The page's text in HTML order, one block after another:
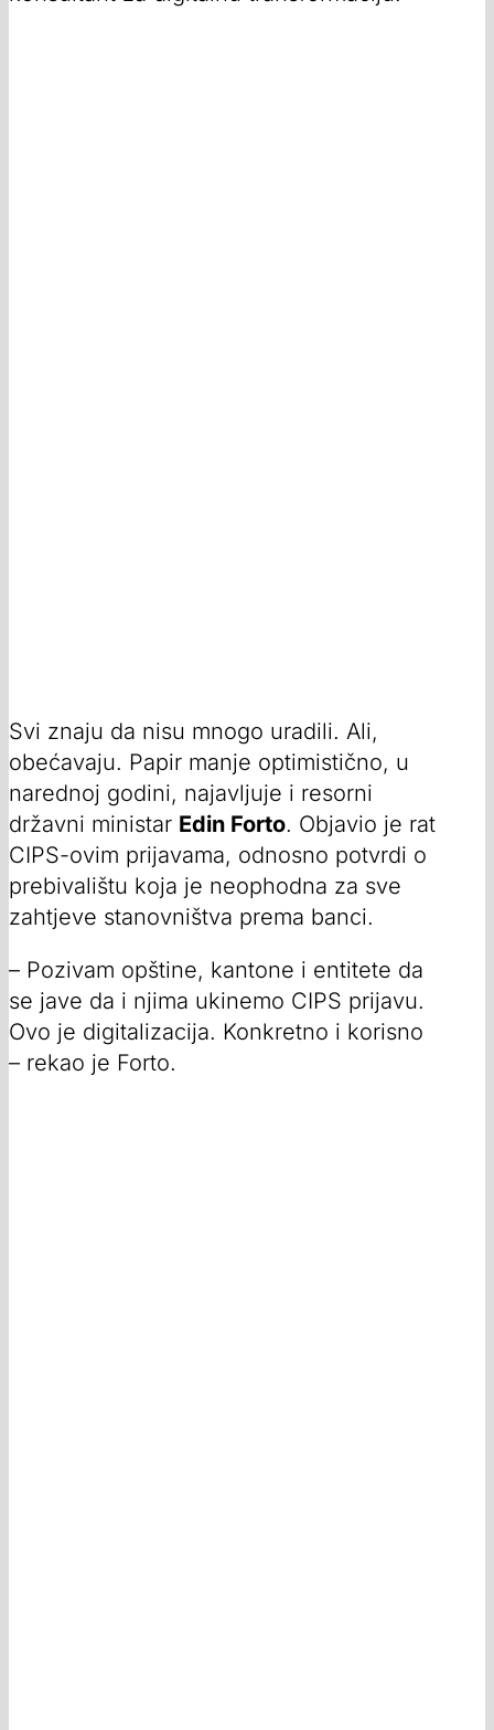
Svi znaju da nisu mnogo uradili. Ali,
obećavaju. Papir manje optimistično, u
narednoj godini, najavljuje i resorni
državni ministar Edin Forto. Objavio je rat
CIPS-ovim prijavama, odnosno potvrdi o
prebivalištu koja je neophodna za sve
zahtjeve stanovništva prema banci.
– Pozivam opštine, kantone i entitete da
se jave da i njima ukinemo CIPS prijavu.
Ovo je digitalizacija. Konkretno i korisno
– rekao je Forto.